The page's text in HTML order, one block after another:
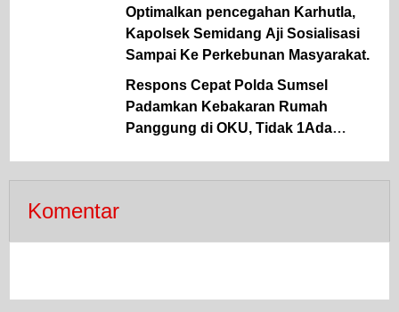
Optimalkan pencegahan Karhutla,
Kapolsek Semidang Aji Sosialisasi
Sampai Ke Perkebunan Masyarakat.
Respons Cepat Polda Sumsel
Padamkan Kebakaran Rumah
Panggung di OKU, Tidak 1Ada
Komentar